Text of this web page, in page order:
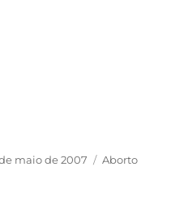
maio de 2007 Categorias
Aborto